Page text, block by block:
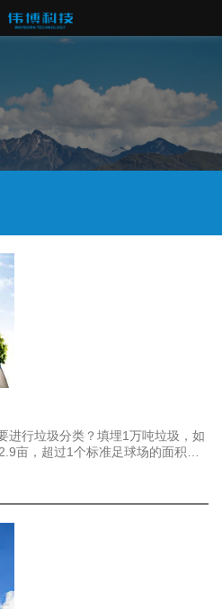
进行垃圾分类？填埋1万吨垃圾，如
亩，超过1个标准足球场的面积。
地里，能使1立方米的土壤失去利
水受到污染，相当于一个人一生的
1吨餐厨垃圾经生物处理后可生产
好钢0.9吨;废旧易拉罐可无数次循环
右。回收一吨废纸，可重...